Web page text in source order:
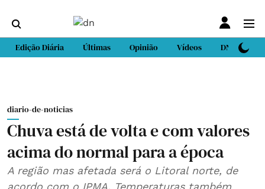
Edição Diária Últimas Opinião Vídeos DN Sport
diario-de-noticias
Chuva está de volta e com valores
acima do normal para a época
A região mas afetada será o Litoral norte, de
acordo com o IPMA. Temperaturas também